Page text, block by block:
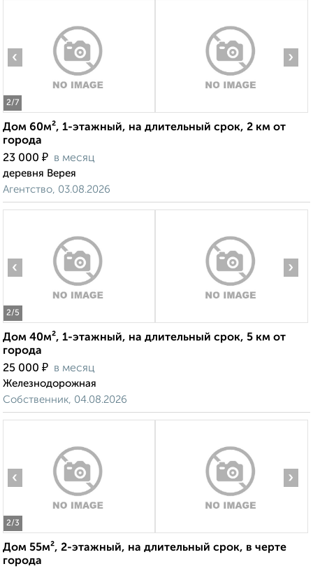
2/7
‹ ›
Дом 60м², 1-этажный, на длительный срок, 2 км от
города
23 000 ₽ в месяц
деревня Верея
Агентство, 03.08.2026
2/5
‹ ›
Дом 40м², 1-этажный, на длительный срок, 5 км от
города
25 000 ₽ в месяц
Железнодорожная
Собственник, 04.08.2026
2/3
‹ ›
Дом 55м², 2-этажный, на длительный срок, в черте
города